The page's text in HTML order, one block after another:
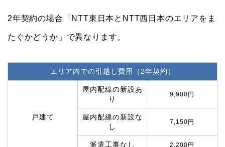
2年契約の場合「NTT東日本とNTT西日本のエリアをま
たぐかどうか」で異なります。
エリア内での引越し費用（2年契約）
戸建て
屋内配線の新設あ
り
9,900円
屋内配線の新設な
し
7,150円
派遣工事なし 2,200円